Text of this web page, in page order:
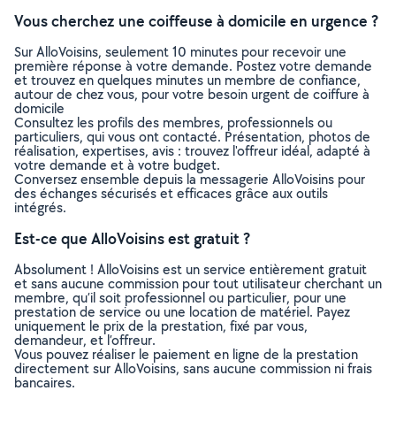
Vous cherchez une coiffeuse à domicile en urgence ?
Sur AlloVoisins, seulement 10 minutes pour recevoir une
première réponse à votre demande. Postez votre demande
et trouvez en quelques minutes un membre de confiance,
autour de chez vous, pour votre besoin urgent de coiffure à
domicile
Consultez les profils des membres, professionnels ou
particuliers, qui vous ont contacté. Présentation, photos de
réalisation, expertises, avis : trouvez l'offreur idéal, adapté à
votre demande et à votre budget.
Conversez ensemble depuis la messagerie AlloVoisins pour
des échanges sécurisés et efficaces grâce aux outils
intégrés.
Est-ce que AlloVoisins est gratuit ?
Absolument ! AlloVoisins est un service entièrement gratuit
et sans aucune commission pour tout utilisateur cherchant un
membre, qu’il soit professionnel ou particulier, pour une
prestation de service ou une location de matériel. Payez
uniquement le prix de la prestation, fixé par vous,
demandeur, et l’offreur.
Vous pouvez réaliser le paiement en ligne de la prestation
directement sur AlloVoisins, sans aucune commission ni frais
bancaires.